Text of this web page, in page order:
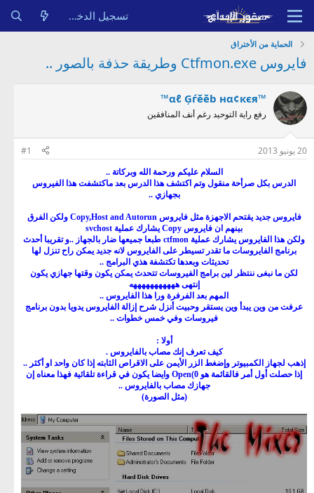
تسجيل الدخول
الحماية من الأختراق
فايروس Ctfmon.exe وطريقة حذفة بالصور ..
™αℓ Ģѓĕĕb нα¢кєя™
رفع راية التوحيد رغم أنف المنافقين
20 يونيو 2013 #1
السلام عليكم ورحمة الله وبركاتة ..
الدرس بكل صرأحة منقول وتم اكتشف هذا الدرس بعد ماكتشفت هذا الفيروس
بجهازي ..
فايروس جديد يقتحم الاجهزة مثل فايروس Copy,Host and Autorun ولكن الفرق
بينهم ان فايروس Copy يشارك عملية svchost
ولكن هذا الفايروس يشارك عملية ctfmon طبعا جميعها ضار بالجهاز ..و تقريبا أحدث
برنامج الفايروسات ما تقدر تسيطر على الفايروس لانه جديد يمكن راح تنزل لها
تحديثات وبعدها تكتشفة هذي البرامج ..
لكن ما نبغى ننتظر لين برامج الفيروسات تتحدث يمكن يكون وقتها جهازي يكون
إنتهى هههههههههههه
المهم بعد الفرفرة ورا هذا الفايروس ..
عرفت من وين يبدأ وين يستقر وحبيت أنزل شرح إزالة الفايروس يدويا بدون برنامج
فيروسات وفي خمس خطوات ..
أولا :
كيف تعرف إنك مصاب بالفايروس .
إذهب لجهاز الكمبيوتر وإضغط الزر الأيمن على الاقراص الثابته إذا كان واحد او أكثر ..
إذا حصلت أول أمر فالقائمة هو Open(0 وايضا يكون في قراءة تلقائية فهذا معناه إن
جهازك مصاب بالفايروس ..
(مثل الصورة)